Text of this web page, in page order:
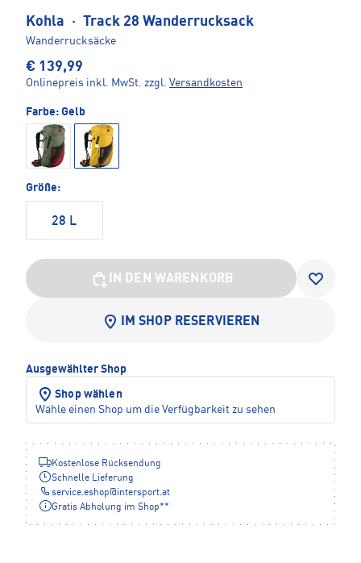
Kohla · Track 28 Wanderrucksack
Wanderrucksäcke
€ 139,99
Onlinepreis inkl. MwSt. zzgl. Versandkosten
Farbe: Gelb
Größe:
28 L
IN DEN WARENKORB
IM SHOP RESERVIEREN
Ausgewählter Shop
Shop wählen
Wähle einen Shop um die Verfügbarkeit zu sehen
Kostenlose Rücksendung
Schnelle Lieferung
service.eshop@intersport.at
Gratis Abholung im Shop**